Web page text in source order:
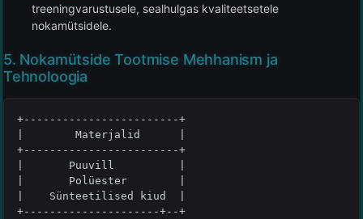
treeningvarustusele, sealhulgas kvaliteetsetele
nokamütsidele.
5. Nokamütside Tootmise Mehhanism ja
Tehnoloogia
+------------------------+
|        Materjalid      |
+------------------------+
|       Puuvill          |
|       Polüester        |
|    Sünteetilised kiud  |
+---------------------+--+